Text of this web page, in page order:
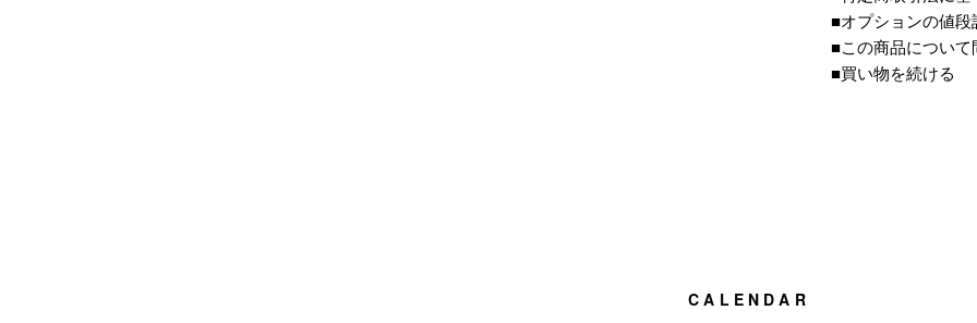
■オプションの値段
■この商品について
■買い物を続ける
CALENDAR